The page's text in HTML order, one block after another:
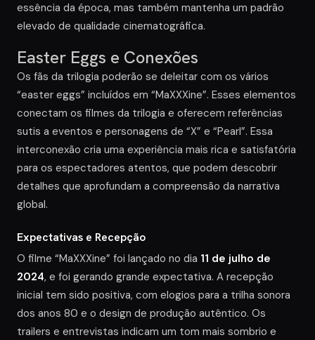
essência da época, mas também mantenha um padrão
elevado de qualidade cinematográfica.
Easter Eggs e Conexões
Os fãs da trilogia poderão se deleitar com os vários
“easter eggs” incluídos em “MaXXXine”. Esses elementos
conectam os filmes da trilogia e oferecem referências
sutis a eventos e personagens de “X” e “Pearl”. Essa
interconexão cria uma experiência mais rica e satisfatória
para os espectadores atentos, que podem descobrir
detalhes que aprofundam a compreensão da narrativa
global.
Expectativas e Recepção
O filme “MaXXXine” foi lançado no dia 11 de julho de
2024, e foi gerando grande expectativa. A recepção
inicial tem sido positiva, com elogios para a trilha sonora
dos anos 80 e o design de produção autêntico. Os
trailers e entrevistas indicam um tom mais sombrio e